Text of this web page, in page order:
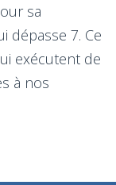
sa
dépasse 7. Ce
exécutent de
à nos